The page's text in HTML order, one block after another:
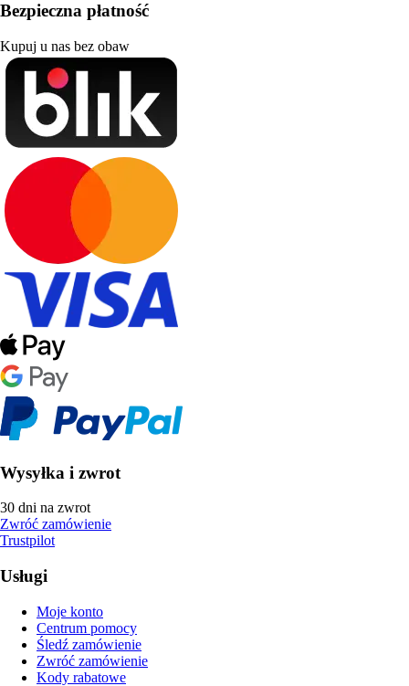
Bezpieczna płatność
Kupuj u nas bez obaw
Wysyłka i zwrot
30 dni na zwrot
Zwróć zamówienie
Trustpilot
Usługi
Moje konto
Centrum pomocy
Śledź zamówienie
Zwróć zamówienie
Kody rabatowe